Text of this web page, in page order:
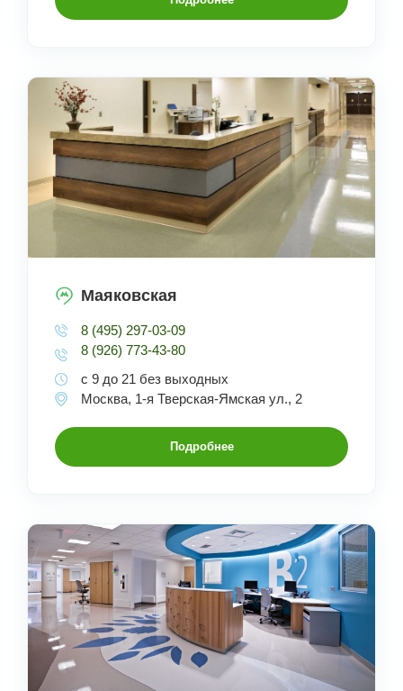
Маяковская
8 (495) 297-03-09
8 (926) 773-43-80
с 9 до 21 без выходных
Москва, 1-я Тверская-Ямская ул., 2
Подробнее